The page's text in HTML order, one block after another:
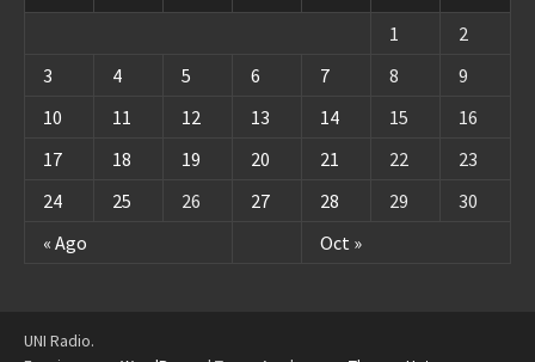
« Ago Oct »
1
2
3
4 5 6 7 8
9
10
11 12 13 14 15
16
17
18 19 20 21 22
23
24
25 26 27 28 29 30
UNI Radio.